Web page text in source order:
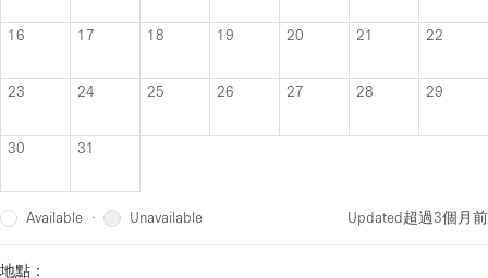
16 17 18 19 20 21 22
23 24 25 26 27 28 29
30 31
Available · Unavailable Updated超過3個月前
地點：